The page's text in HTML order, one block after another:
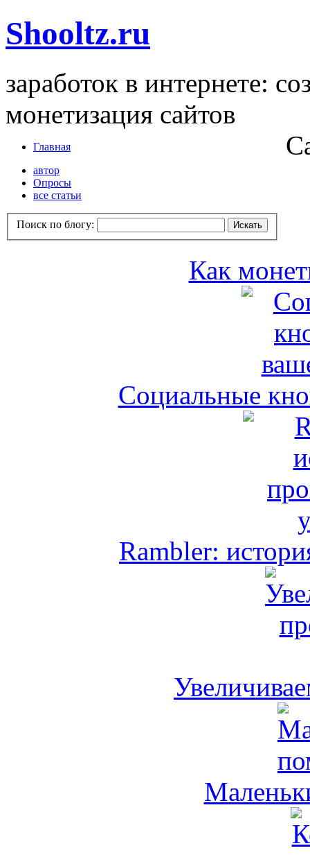
Shooltz.ru
заработок в интернете:
монетизация сайтов
Главная
автор
Опросы
все статьи
Поиск по блогу:
Как
Социальные
Rambler: